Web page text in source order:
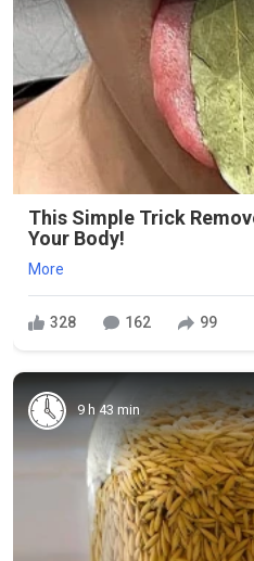
This Simple Trick
Your Body!
More
328 162 99
9 h 43 min